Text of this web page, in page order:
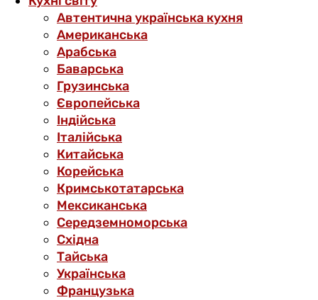
Автентична українська кухня
Американська
Арабська
Баварська
Грузинська
Європейська
Індійська
Італійська
Китайська
Корейська
Кримськотатарська
Мексиканська
Середземноморська
Східна
Тайська
Українська
Французька